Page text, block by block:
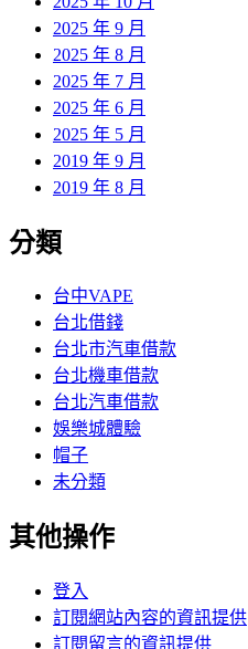
2025 年 9 月
2025 年 8 月
2025 年 7 月
2025 年 6 月
2025 年 5 月
2019 年 9 月
2019 年 8 月
分類
台中VAPE
台北借錢
台北市汽車借款
台北機車借款
台北汽車借款
娛樂城體驗
帽子
未分類
其他操作
登入
訂閱網站內容的資訊提供
訂閱留言的資訊提供